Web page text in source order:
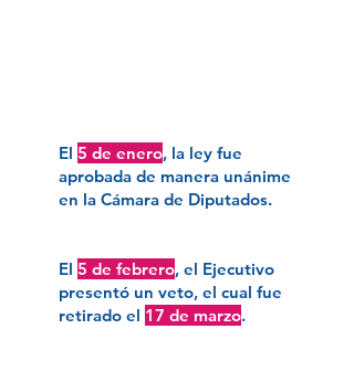
El 5 de enero, la ley fue
aprobada de manera unánime
en la Cámara de Diputados.
El 5 de febrero, el Ejecutivo
presentó un veto, el cual fue
retirado el 17 de marzo.